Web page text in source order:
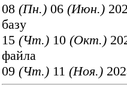
08 (Пн.) 06 (Июн.)
базу
15 (Чт.) 10 (Окт.)
файла
09 (Чт.) 11 (Ноя.)